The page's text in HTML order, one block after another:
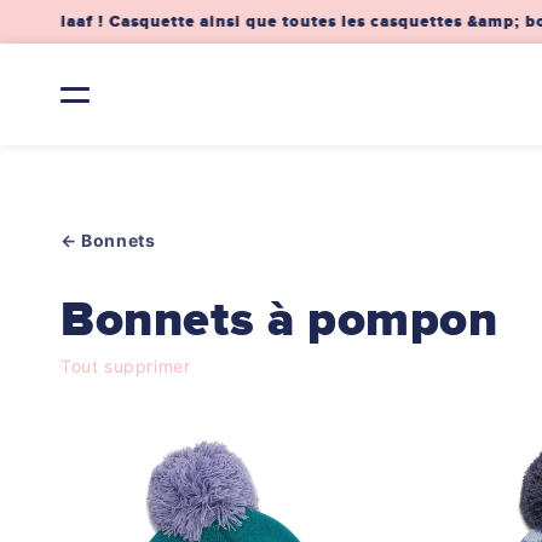
passer
au
Alaaf ! Casquette ainsi que toutes les casquettes &amp;
← Bonnets
C
o
Bonnets à pompon
Tout supprimer